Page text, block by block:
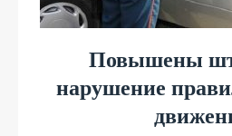
Повышены
нарушение